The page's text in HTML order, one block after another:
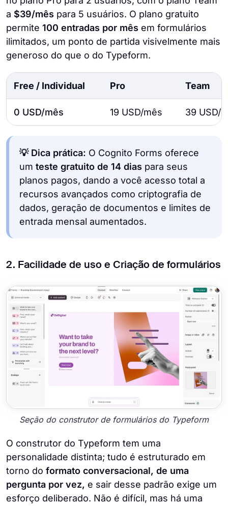
a $39/mês para 5 usuários. O plano gratuito
permite 100 entradas por mês em formulários
ilimitados, um ponto de partida visivelmente mais
generoso do que o do Typeform.
Free / Individual Pro Team
0 USD/mês 19 USD/mês 39 USD/
💡 Dica prática: O Cognito Forms oferece
um teste gratuito de 14 dias para seus
planos pagos, dando a você acesso total a
recursos avançados como criptografia de
dados, geração de documentos e limites de
entrada mensal aumentados.
2. Facilidade de uso e Criação de formulários
Seção do construtor de formulários do Typeform
O construtor do Typeform tem uma
personalidade distinta; tudo é estruturado em
torno do formato conversacional, de uma
pergunta por vez, e sair desse padrão exige um
esforço deliberado. Não é difícil, mas há uma